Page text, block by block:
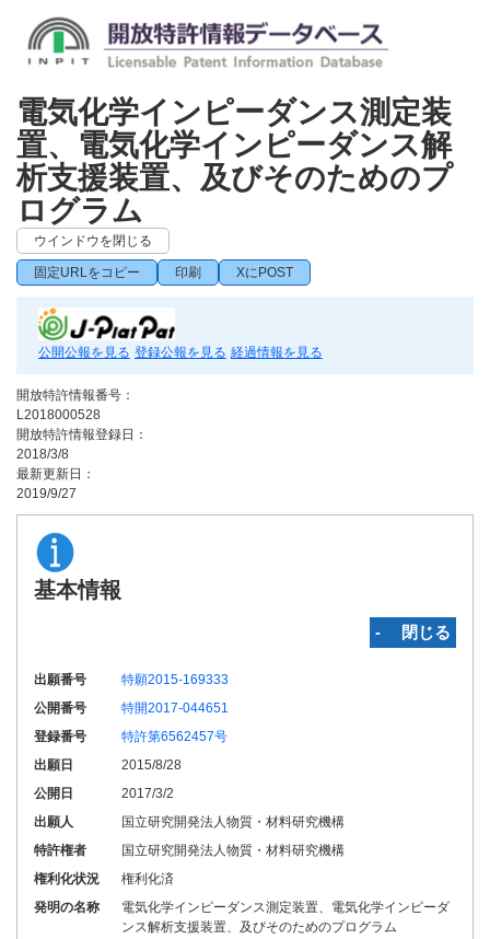
電気化学インピーダンス測定装
置、電気化学インピーダンス解
析支援装置、及びそのためのプ
ログラム
ウインドウを閉じる
固定URLをコピー 印刷 XにPOST
公開公報を見る 登録公報を見る 経過情報を見る
開放特許情報番号：
L2018000528
開放特許情報登録日：
2018/3/8
最新更新日：
2019/9/27
基本情報
‐ 閉じる
出願番号
特願2015-169333
公開番号
特開2017-044651
登録番号
特許第6562457号
出願日
2015/8/28
公開日
2017/3/2
出願人
国立研究開発法人物質・材料研究機構
特許権者
国立研究開発法人物質・材料研究機構
権利化状況
権利化済
発明の名称
電気化学インピーダンス測定装置、電気化学インピーダ
ンス解析支援装置、及びそのためのプログラム